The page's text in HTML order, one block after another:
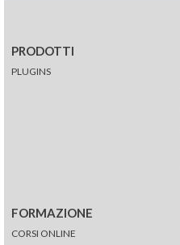
PRODOTTI
PLUGINS
FORMAZIONE
CORSI ONLINE